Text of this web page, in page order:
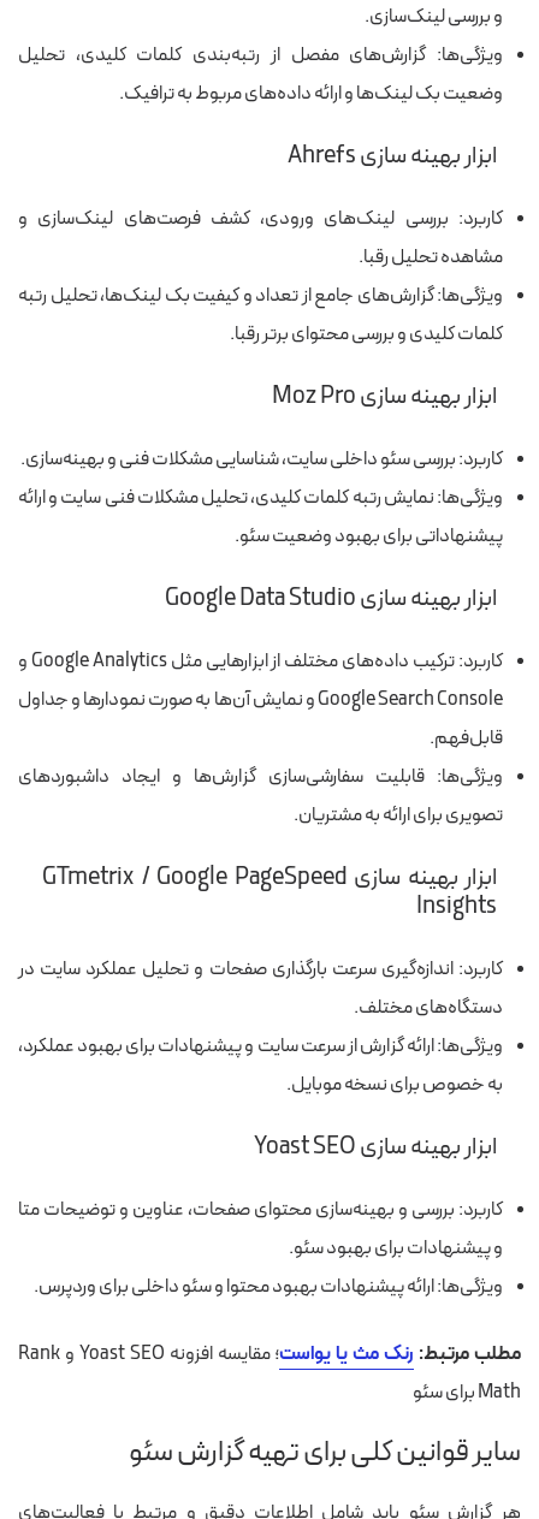
و بررسی لینک‌سازی.
ویژگی‌ها: گزارش‌های مفصل از رتبه‌بندی کلمات کلیدی، تحلیل
وضعیت بک‌ لینک‌ها و ارائه داده‌های مربوط به ترافیک.
ابزار بهینه سازی Ahrefs
کاربرد: بررسی لینک‌های ورودی، کشف فرصت‌های لینک‌سازی و
مشاهده تحلیل رقبا.
ویژگی‌ها: گزارش‌های جامع از تعداد و کیفیت بک‌ لینک‌ها، تحلیل رتبه
کلمات کلیدی و بررسی محتوای برتر رقبا.
ابزار بهینه سازی Moz Pro
کاربرد: بررسی سئو داخلی سایت، شناسایی مشکلات فنی و بهینه‌سازی.
ویژگی‌ها: نمایش رتبه کلمات کلیدی، تحلیل مشکلات فنی سایت و ارائه
پیشنهاداتی برای بهبود وضعیت سئو.
ابزار بهینه سازی Google Data Studio
کاربرد: ترکیب داده‌های مختلف از ابزارهایی مثل Google Analytics و
Google Search Console و نمایش آن‌ها به‌ صورت نمودارها و جداول
قابل‌فهم.
ویژگی‌ها: قابلیت سفارشی‌سازی گزارش‌ها و ایجاد داشبوردهای
تصویری برای ارائه به مشتریان.
ابزار بهینه سازی GTmetrix / Google PageSpeed
Insights
کاربرد: اندازه‌گیری سرعت بارگذاری صفحات و تحلیل عملکرد سایت در
دستگاه‌های مختلف.
ویژگی‌ها: ارائه گزارش از سرعت سایت و پیشنهادات برای بهبود عملکرد،
به‌ خصوص برای نسخه موبایل.
ابزار بهینه سازی Yoast SEO
کاربرد: بررسی و بهینه‌سازی محتوای صفحات، عناوین و توضیحات متا
و پیشنهادات برای بهبود سئو.
ویژگی‌ها: ارائه پیشنهادات بهبود محتوا و سئو داخلی برای وردپرس.
مطلب مرتبط: رنک مث یا یواست
؛ مقایسه افزونه Yoast SEO و Rank
Math برای سئو
سایر قوانین کلی برای تهیه گزارش سئو
هر گزارش سئو باید شامل اطلاعات دقیق و مرتبط با فعالیت‌های